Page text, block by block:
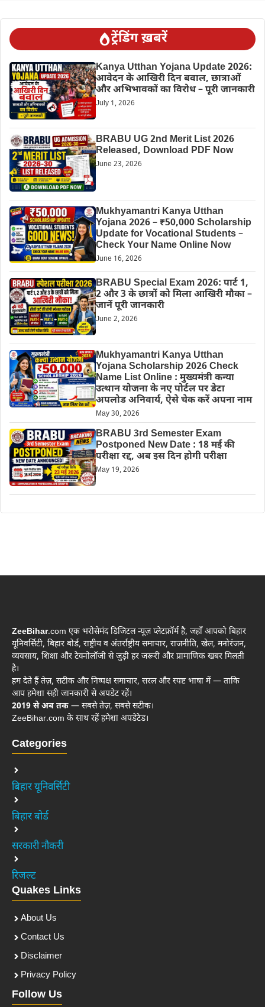
ट्रेंडिंग ख़बरें
Kanya Utthan Yojana Update 2026:
आवेदन के आखिरी दिन बवाल, छात्राओं
और अभिभावकों का विरोध – पूरी जानकारी
July 1, 2026
BRABU UG 2nd Merit List 2026
Released, Download PDF Now
June 23, 2026
Mukhyamantri Kanya Utthan
Yojana 2026 – ₹50,000 Scholarship
Update for Vocational Students –
Check Your Name Online Now
June 16, 2026
BRABU Special Exam 2026: पार्ट 1,
2 और 3 के छात्रों को मिला आखिरी मौका –
जानें पूरी जानकारी
June 2, 2026
Mukhyamantri Kanya Utthan
Yojana Scholarship 2026 Check
Name List Online : मुख्यमंत्री कन्या
उत्थान योजना के नए पोर्टल पर डेटा
अपलोड अनिवार्य, ऐसे चेक करें अपना नाम
May 30, 2026
BRABU 3rd Semester Exam
Postponed New Date : 18 मई की
परीक्षा रद्द, अब इस दिन होगी परीक्षा
May 19, 2026
ZeeBihar.com एक भरोसेमंद डिजिटल न्यूज़ प्लेटफ़ॉर्म है, जहाँ आपको बिहार
यूनिवर्सिटी, बिहार बोर्ड, राष्ट्रीय व अंतर्राष्ट्रीय समाचार, राजनीति, खेल, मनोरंजन,
व्यवसाय, शिक्षा और टेक्नोलॉजी से जुड़ी हर जरूरी और प्रामाणिक खबर मिलती
है।
हम देते हैं तेज़, सटीक और निष्पक्ष समाचार, सरल और स्पष्ट भाषा में — ताकि
आप हमेशा सही जानकारी से अपडेट रहें।
2019 से अब तक — सबसे तेज़, सबसे सटीक।
ZeeBihar.com के साथ रहें हमेशा अपडेटेड।
Categories
बिहार यूनिवर्सिटी
बिहार बोर्ड
सरकारी नौकरी
रिजल्ट
Quakes Links
About Us
Contact Us
Disclaimer
Privacy Policy
Follow Us